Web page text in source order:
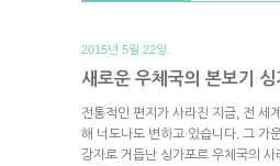
2015년 5월 22일.
새로운 우체국의 본보기
전통적인 편지가 사라진 지금, 전 세
해 너도나도 변하고 있습니다. 그 가
강자로 거듭난 싱가포르 우체국의 사